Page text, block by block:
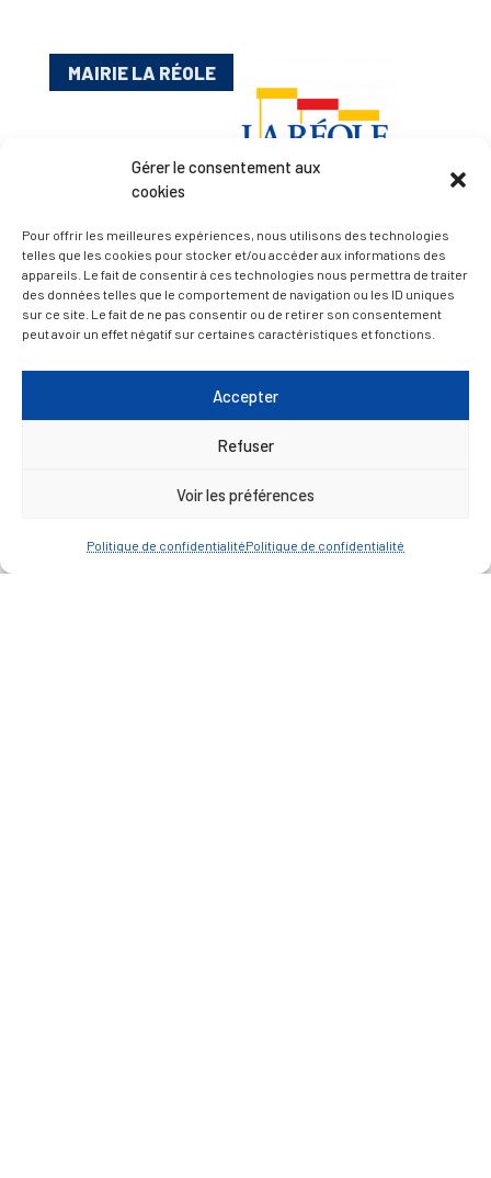
Gérer le consentement aux
cookies
Pour offrir les meilleures expériences, nous utilisons des technologies
telles que les cookies pour stocker et/ou accéder aux informations des
appareils. Le fait de consentir à ces technologies nous permettra de traiter
des données telles que le comportement de navigation ou les ID uniques
sur ce site. Le fait de ne pas consentir ou de retirer son consentement
peut avoir un effet négatif sur certaines caractéristiques et fonctions.
Accepter
Refuser
Voir les préférences
Politique de confidentialitéPolitique de confidentialité
MAIRIE LA RÉOLE
Esplanade Charles de Gaulle
33 190 La Réole
05 56 61 10 11
Du lundi au jeudi inclus : 8h30 à 12h30 et 13h30 à
17h00
— Contacter la Mairie